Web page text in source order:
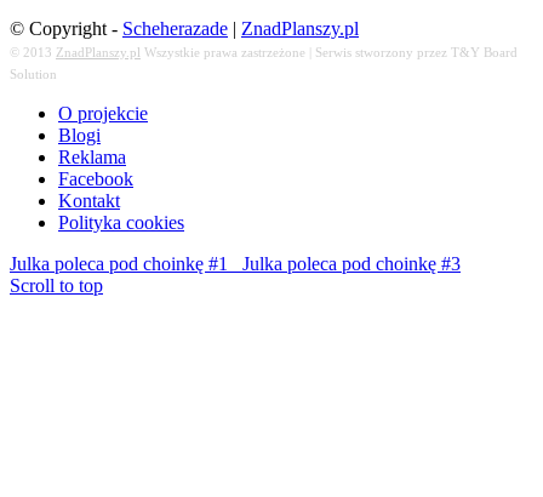
© Copyright - Scheherazade | ZnadPlanszy.pl
© 2013 ZnadPlanszy.pl Wszystkie prawa zastrzeżone | Serwis stworzony przez T&Y Board
Solution
O projekcie
Blogi
Reklama
Facebook
Kontakt
Polityka cookies
Julka poleca pod choinkę #1
Julka poleca pod choinkę #3
Scroll to top